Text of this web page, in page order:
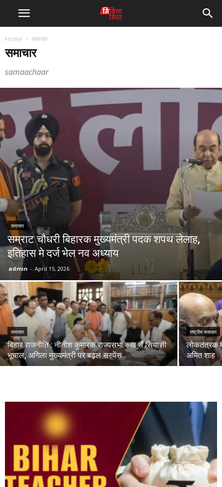
Home समाचार
समाचार
samaachaar
समाचार
सम्राट चौधरी बिहारक मुख्यमंत्री पदक शपथ लेलाह,
इतिहास मे दर्ज भेल नव अध्याय
admin - April 15, 2026
समाचार
बिहार राजनीति : नीतीश कुमारक राज्यसभा रुख सँ सियासी
भूचाल, अगिला मुख्यमंत्री पर बढ़ल सस्पेंस
राष्ट्रीय समाचार
लोकतंत्रक
अमित शाह